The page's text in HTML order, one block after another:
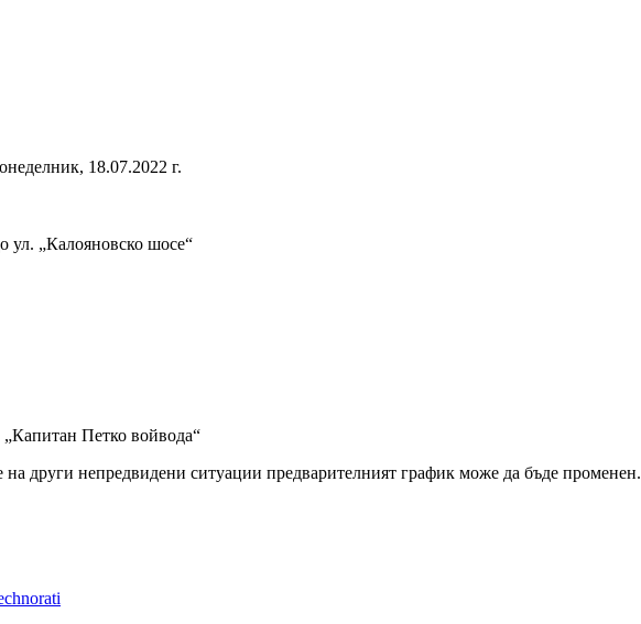
18.07.2022 г.
ул. „Калояновско шосе“
Петко войвода“
други непредвидени ситуации предварителният график може да бъде променен.